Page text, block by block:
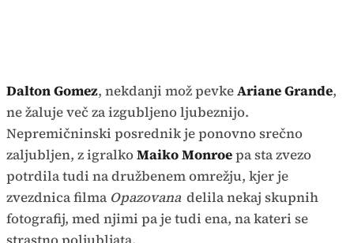
Dalton Gomez, nekdanji mož pevkeAriane Grande,
ne žaluje več za izgubljeno ljubeznijo.
Nepremičninski posrednik je ponovno srečno
zaljubljen, z igralkoMaiko Monroepa sta zvezo
potrdila tudi na družbenem omrežju, kjer je
zvezdnica filma Opazovana delila nekaj skupnih
fotografij, med njimi pa je tudi ena, na kateri se